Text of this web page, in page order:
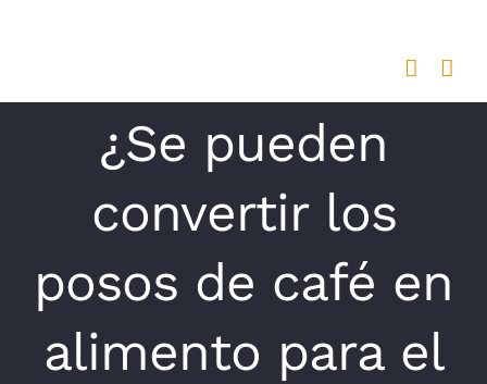
¿Se pueden
convertir los
posos de café en
alimento para el